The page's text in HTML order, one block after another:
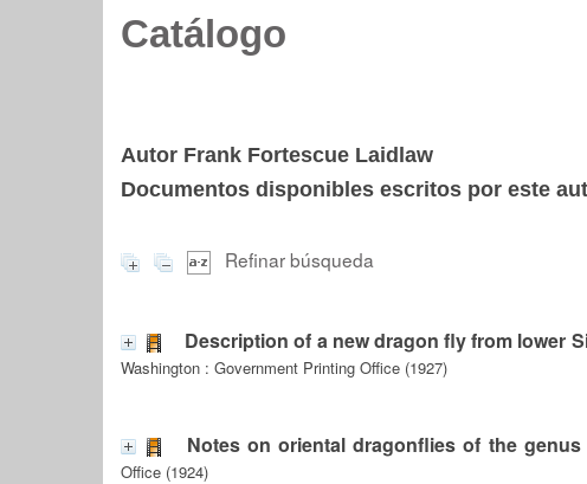
Catálogo
Autor Frank Fortescue Laidlaw
Documentos disponibles escritos por este
Refinar búsqueda
Description of a new dragon fly from lower
Washington : Government Printing Office (1927)
Notes on oriental dragonflies of the genus
Office (1924)